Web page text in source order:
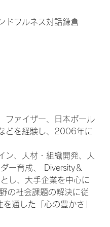
ドフルネス対話鎌倉
ファイザー、日本ポール
どを経験し、2006年に
ン、人材・組織開発、人
ー育成、 Diversity＆
し、大手企業を中心に
の社会課題の解決に従
通した「心の豊かさ」